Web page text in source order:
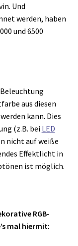
Und
werden, haben
und 6500
aus diesen
kann. Dies
(z.B. bei LED
nicht auf weiße
Effektlicht in
ist möglich.
RGB-
mal hiermit: